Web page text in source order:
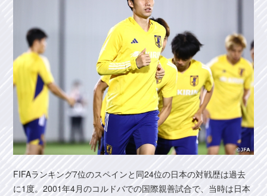
FIFAランキング7位のスペインと同24位の日本の対戦歴は過去
に1度。2001年4月のコルドバでの国際親善試合で、当時は日本